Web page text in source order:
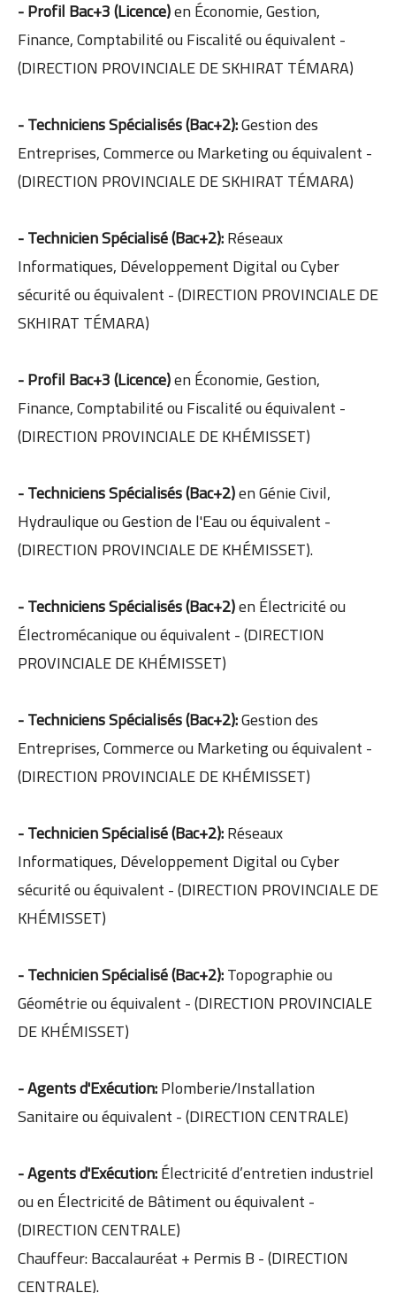
- Profil Bac+3 (Licence)en Économie, Gestion,
Finance, Comptabilité ou Fiscalité ou équivalent -
(DIRECTION PROVINCIALE DE SKHIRAT TÉMARA)
- Techniciens Spécialisés (Bac+2):Gestion des
Entreprises, Commerce ou Marketing ou équivalent -
(DIRECTION PROVINCIALE DE SKHIRAT TÉMARA)
- Technicien Spécialisé (Bac+2):Réseaux
Informatiques, Développement Digital ou Cyber
sécurité ou équivalent - (DIRECTION PROVINCIALE DE
SKHIRAT TÉMARA)
- Profil Bac+3 (Licence)en Économie, Gestion,
Finance, Comptabilité ou Fiscalité ou équivalent -
(DIRECTION PROVINCIALE DE KHÉMISSET)
- Techniciens Spécialisés (Bac+2)en Génie Civil,
Hydraulique ou Gestion de l'Eau ou équivalent -
(DIRECTION PROVINCIALE DE KHÉMISSET).
- Techniciens Spécialisés (Bac+2)en Électricité ou
Électromécanique ou équivalent - (DIRECTION
PROVINCIALE DE KHÉMISSET)
- Techniciens Spécialisés (Bac+2):Gestion des
Entreprises, Commerce ou Marketing ou équivalent -
(DIRECTION PROVINCIALE DE KHÉMISSET)
- Technicien Spécialisé (Bac+2):Réseaux
Informatiques, Développement Digital ou Cyber
sécurité ou équivalent - (DIRECTION PROVINCIALE DE
KHÉMISSET)
- Technicien Spécialisé (Bac+2):Topographie ou
Géométrie ou équivalent - (DIRECTION PROVINCIALE
DE KHÉMISSET)
- Agents d'Exécution:Plomberie/Installation
Sanitaire ou équivalent - (DIRECTION CENTRALE)
- Agents d'Exécution:Électricité d’entretien industriel
ou en Électricité de Bâtiment ou équivalent -
(DIRECTION CENTRALE)
Chauffeur: Baccalauréat + Permis B - (DIRECTION
CENTRALE).